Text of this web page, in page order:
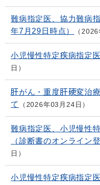
難病指定医、協力難病
年7月29日時点）
2026
小児慢性特定疾病指定
日
肝がん・重度肝硬変治
て
2026年03月24日
難病指定医、小児慢性
（診断書のオンライン
日
小児慢性特定疾病指定